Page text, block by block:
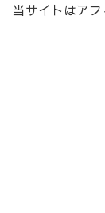
当サイトはアフ